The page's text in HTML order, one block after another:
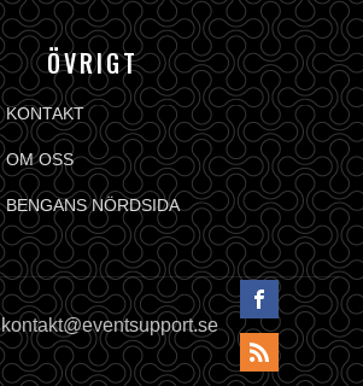
ÖVRIGT
KONTAKT
OM OSS
BENGANS NÖRDSIDA
kontakt@eventsupport.se